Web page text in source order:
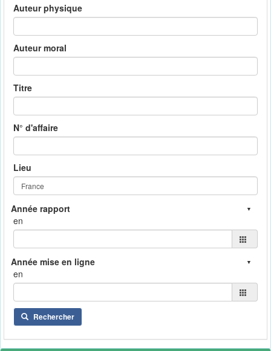
Auteur physique
Auteur moral
Titre
N° d'affaire
Lieu
en
en
Rechercher